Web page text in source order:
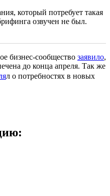
который потребует такая
озвучен не был.
бизнес-сообщество заявило,
до конца апреля. Так же
л о потребностях в новых